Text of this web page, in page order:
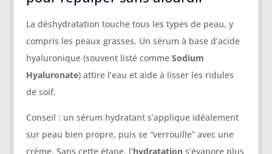
La déshydratation touche tous les types de peau, y
compris les peaux grasses. Un sérum à base d’acide
hyaluronique (souvent listé comme Sodium
Hyaluronate) attire l’eau et aide à lisser les ridules
de soif.
Conseil : un sérum hydratant s’applique idéalement
sur peau bien propre, puis se “verrouille” avec une
crème. Sans cette étape, l’hydratations’évapore plus